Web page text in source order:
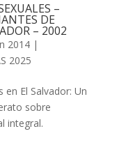
–
DE
– 2002
2014|
2025
El Salvador: Un
sobre
integral.